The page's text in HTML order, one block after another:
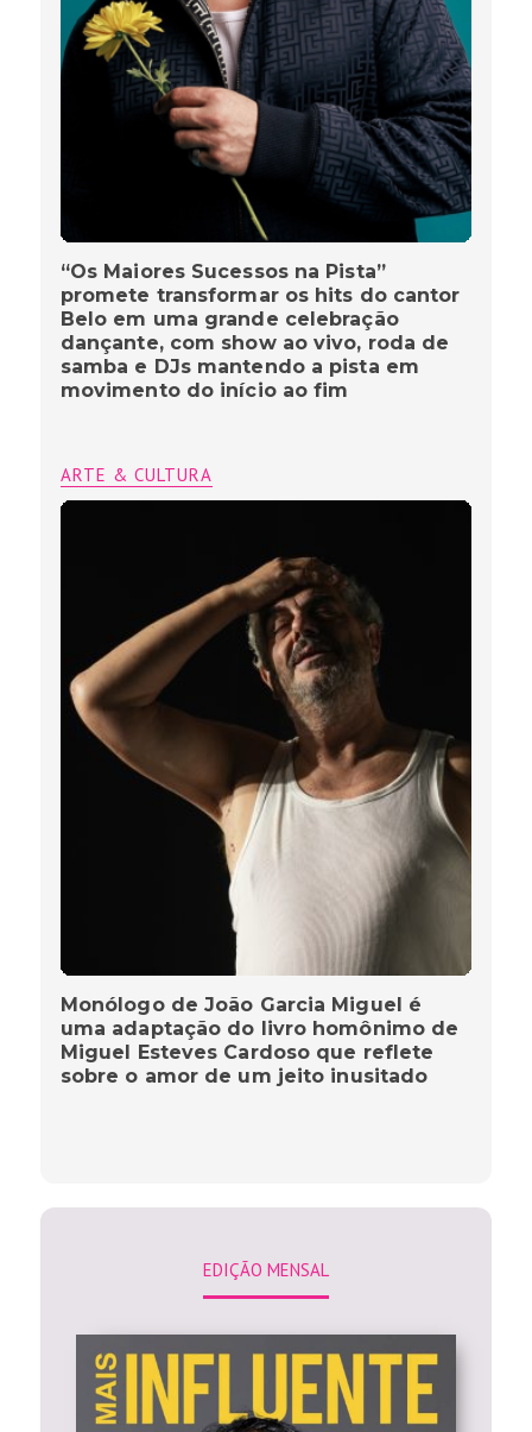
“Os Maiores Sucessos na Pista”
promete transformar os hits do cantor
Belo em uma grande celebração
dançante, com show ao vivo, roda de
samba e DJs mantendo a pista em
movimento do início ao fim
ARTE & CULTURA
Monólogo de João Garcia Miguel é
uma adaptação do livro homônimo de
Miguel Esteves Cardoso que reflete
sobre o amor de um jeito inusitado
EDIÇÃO MENSAL